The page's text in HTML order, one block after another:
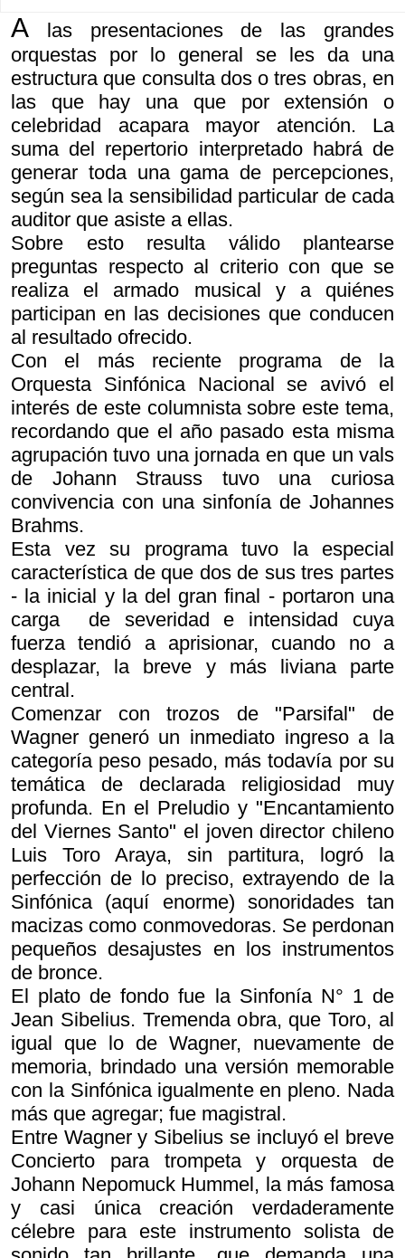
A las presentaciones de las grandes
orquestas por lo general se les da una
estructura que consulta dos o tres obras, en
las que hay una que por extensión o
celebridad acapara mayor atención. La
suma del repertorio interpretado habrá de
generar toda una gama de percepciones,
según sea la sensibilidad particular de cada
auditor que asiste a ellas.
Sobre esto resulta válido plantearse
preguntas respecto al criterio con que se
realiza el armado musical y a quiénes
participan en las decisiones que conducen
al resultado ofrecido.
Con el más reciente programa de la
Orquesta Sinfónica Nacional se avivó el
interés de este columnista sobre este tema,
recordando que el año pasado esta misma
agrupación tuvo una jornada en que un vals
de Johann Strauss tuvo una curiosa
convivencia con una sinfonía de Johannes
Brahms.
Esta vez su programa tuvo la especial
característica de que dos de sus tres partes
- la inicial y la del gran final - portaron una
carga de severidad e intensidad cuya
fuerza tendió a aprisionar, cuando no a
desplazar, la breve y más liviana parte
central.
Comenzar con trozos de "Parsifal" de
Wagner generó un inmediato ingreso a la
categoría peso pesado, más todavía por su
temática de declarada religiosidad muy
profunda. En el Preludio y "Encantamiento
del Viernes Santo" el joven director chileno
Luis Toro Araya, sin partitura, logró la
perfección de lo preciso, extrayendo de la
Sinfónica (aquí enorme) sonoridades tan
macizas como conmovedoras. Se perdonan
pequeños desajustes en los instrumentos
de bronce.
El plato de fondo fue la Sinfonía N° 1 de
Jean Sibelius. Tremenda obra, que Toro, al
igual que lo de Wagner, nuevamente de
memoria, brindado una versión memorable
con la Sinfónica igualmente en pleno. Nada
más que agregar; fue magistral.
Entre Wagner y Sibelius se incluyó el breve
Concierto para trompeta y orquesta de
Johann Nepomuck Hummel, la más famosa
y casi única creación verdaderamente
célebre para este instrumento solista de